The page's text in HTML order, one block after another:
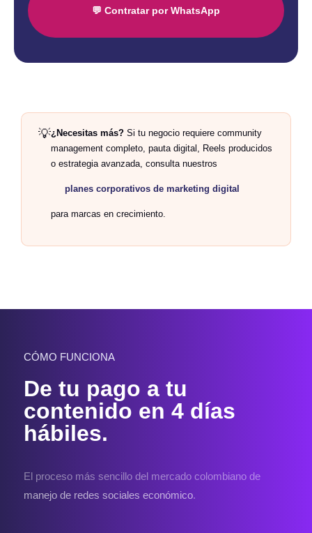
💬 Contratar por WhatsApp
💡¿Necesitas más? Si tu negocio requiere community
management completo, pauta digital, Reels producidos
o estrategia avanzada, consulta nuestros
planes corporativos de marketing digital
para marcas en crecimiento.
CÓMO FUNCIONA
De tu pago a tu
contenido en 4 días
hábiles.
El proceso más sencillo del mercado colombiano de
manejo de redes sociales económico.